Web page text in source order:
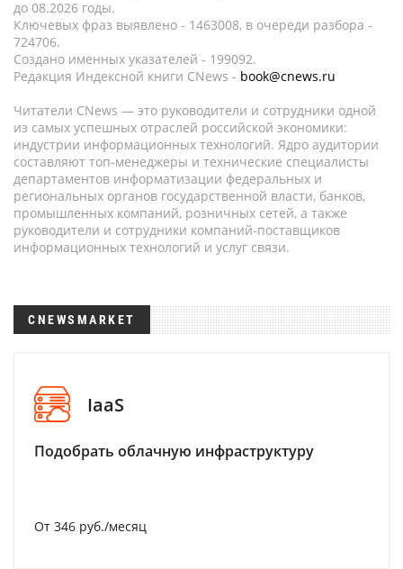
до 08.2026 годы.
Ключевых фраз выявлено - 1463008, в очереди разбора -
724706.
Создано именных указателей - 199092.
Редакция Индексной книги CNews - book@cnews.ru
Читатели CNews — это руководители и сотрудники одной
из самых успешных отраслей российской экономики:
индустрии информационных технологий. Ядро аудитории
составляют топ-менеджеры и технические специалисты
департаментов информатизации федеральных и
региональных органов государственной власти, банков,
промышленных компаний, розничных сетей, а также
руководители и сотрудники компаний-поставщиков
информационных технологий и услуг связи.
CNEWSMARKET
IaaS
Подобрать облачную инфраструктуру
От 346 руб./месяц